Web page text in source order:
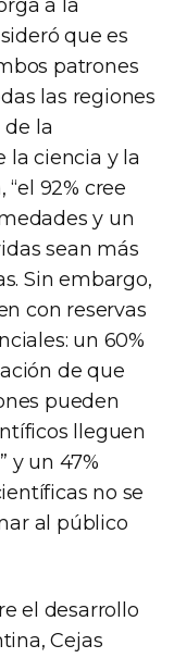
a la
que es
patrones
las regiones
de la
la ciencia y la
92% cree
y un
sean más
Sin embargo,
con reservas
un 60%
de que
pueden
lleguen
y un 47%
no se
al público
el desarrollo
Cejas